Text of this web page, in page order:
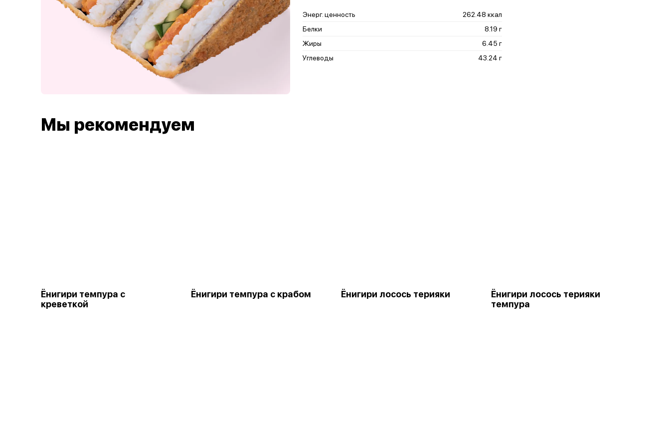
Энерг. ценность
262.48 ккал
Белки
8.19 г
Жиры
6.45 г
Углеводы
43.24 г
Мы рекомендуем
Ёнигири темпура с
креветкой
Ёнигири темпура с крабом Ёнигири лосось терияки
Ёнигири лосось терияки
темпура